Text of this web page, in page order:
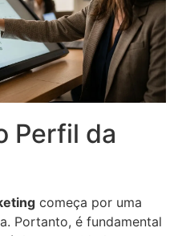
Perfil da
começa por uma
Portanto, é fundamental